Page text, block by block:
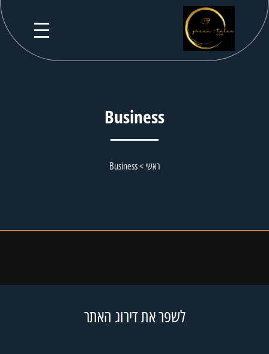
Business
ראשי>
Business
לשפר את דירוג האתר